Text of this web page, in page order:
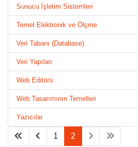
Sunucu İşletim Sistemleri
Temel Elektronik ve Ölçme
Veri Tabanı (Database)
Veri Yapıları
Web Editörü
Web Tasarımının Temelleri
Yazıcılar
1 2